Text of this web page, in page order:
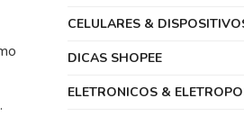
CELULARES &
DICAS SHOPEE
ELETRONICOS &